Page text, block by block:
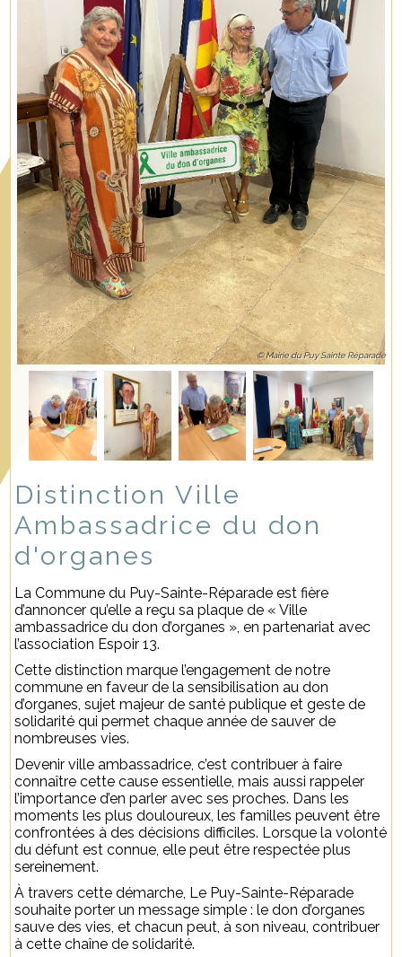
© Mairie du Puy Sainte Réparade
Distinction Ville
Ambassadrice du don
d'organes
La Commune du Puy-Sainte-Réparade est fière
d’annoncer qu’elle a reçu sa plaque de « Ville
ambassadrice du don d’organes », en partenariat avec
l’association Espoir 13.
Cette distinction marque l’engagement de notre
commune en faveur de la sensibilisation au don
d’organes, sujet majeur de santé publique et geste de
solidarité qui permet chaque année de sauver de
nombreuses vies.
Devenir ville ambassadrice, c’est contribuer à faire
connaître cette cause essentielle, mais aussi rappeler
l’importance d’en parler avec ses proches. Dans les
moments les plus douloureux, les familles peuvent être
confrontées à des décisions difficiles. Lorsque la volonté
du défunt est connue, elle peut être respectée plus
sereinement.
À travers cette démarche, Le Puy-Sainte-Réparade
souhaite porter un message simple : le don d’organes
sauve des vies, et chacun peut, à son niveau, contribuer
à cette chaîne de solidarité.